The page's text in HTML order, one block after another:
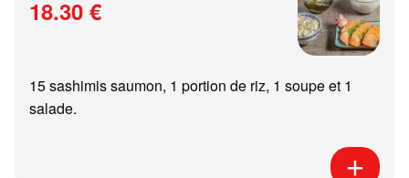
18.30 €
15 sashimis saumon, 1 portion de riz, 1 soupe et 1
salade.